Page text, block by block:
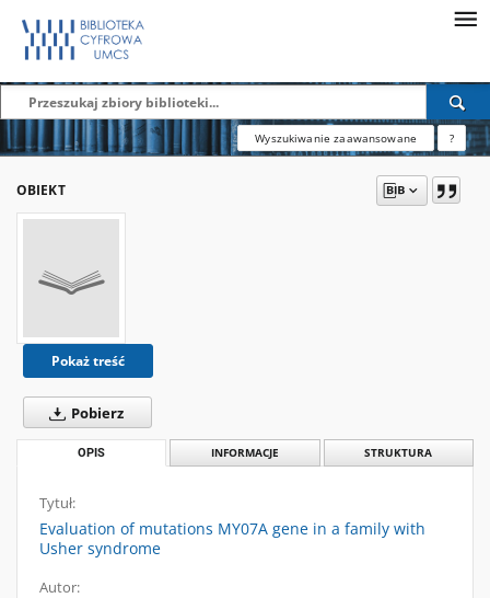
Wyszukiwanie zaawansowane ?
OBIEKT
Pokaż treść
Pobierz
OPIS INFORMACJE STRUKTURA
Tytuł:
Evaluation of mutations MY07A gene in a family with
Usher syndrome
Autor: